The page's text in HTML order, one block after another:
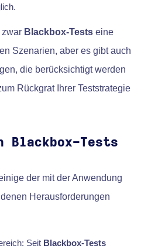
zwar Blackbox-Tests eine
Szenarien, aber es gibt auch
die berücksichtigt werden
Rückgrat Ihrer Teststrategie
Blackbox-Tests
der mit der Anwendung
Herausforderungen
Seit Blackbox-Tests